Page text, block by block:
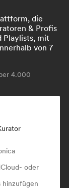
die
& Profis
Playlists, mit
von 7
4.000
oder
hinzufügen